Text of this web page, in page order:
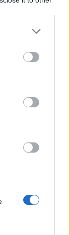
more Google
may click to
party tags to
below Google
tosco-